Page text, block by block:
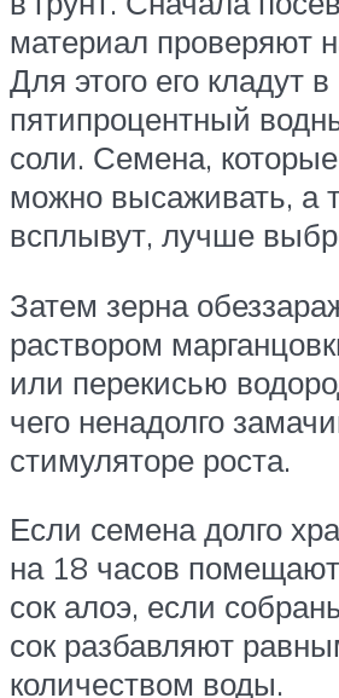
материал проверяют
Для этого его кладут в
пятипроцентный
соли. Семена, которые
можно высаживать, а
всплывут, лучше
Затем зерна
раствором
или перекисью
чего ненадолго
стимуляторе роста.
Если семена долго
на 18 часов
сок алоэ, если
сок разбавляют
количеством воды.